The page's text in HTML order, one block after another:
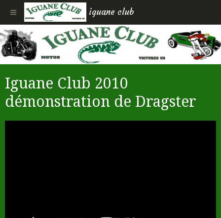
iguane club
Iguane Club 2010
démonstration de Dragster